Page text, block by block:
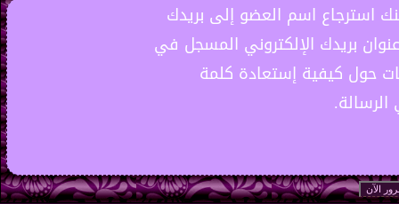
استرجاع اسم العضو إلى بريدك
بريدك الإلكتروني المسجل في
حول كيفية إستعادة كلمة